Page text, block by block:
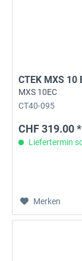
CTEK MXS
MXS 10EC
CT40-095
CHF 319.00 *
Liefertermin
Merken